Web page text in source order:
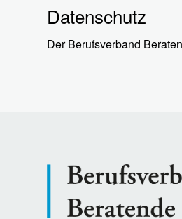
Datenschutz
Der Berufsverband